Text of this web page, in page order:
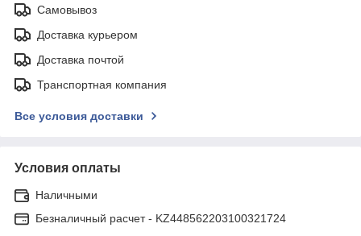
Самовывоз
Доставка курьером
Доставка почтой
Транспортная компания
Все условия доставки
Условия оплаты
Наличными
Безналичный расчет - KZ448562203100321724